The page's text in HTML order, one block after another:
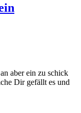
aber ein zu schick
Dir gefällt es und